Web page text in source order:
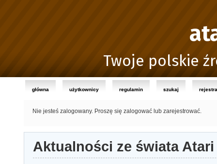
Twoje polskie
główna użytkownicy regulamin szukaj
Nie jesteś zalogowany. Proszę się zalogować lub zarejestrować.
Aktualności ze świata Atari